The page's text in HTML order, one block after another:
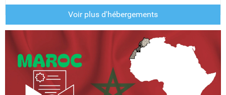
Voir plus d'hébergements